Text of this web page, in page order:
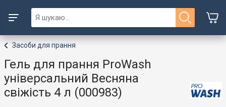
Засоби для прання
Гель для прання ProWash
універсальний Весняна
свіжість 4 л (000983)